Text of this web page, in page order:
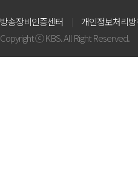
방송장비인증센터
개인정보처리
Copyright ⓒ KBS. All Right Reserved.